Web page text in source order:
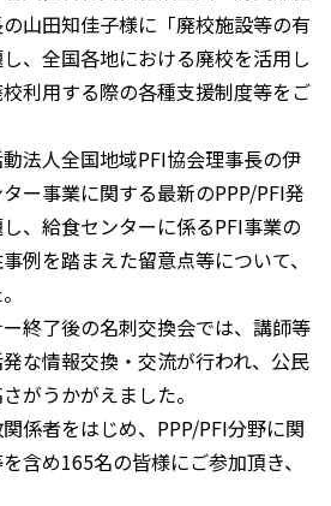
山田知佳子様に「廃校施設等の有
、全国各地における廃校を活用し
利用する際の各種支援制度等をご
法人全国地域PFI協会理事長の伊
ー事業に関する最新のPPP/PFI発
、給食センターに係るPFI事業の
例を踏まえた留意点等について、
終了後の名刺交換会では、講師等
な情報交換・交流が行われ、公民
がうかがえました。
係者をはじめ、PPP/PFI分野に関
含め165名の皆様にご参加頂き、